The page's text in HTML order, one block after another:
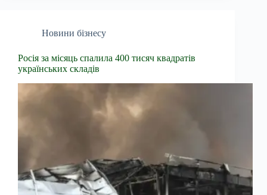
Новини бізнесу
Росія за місяць спалила 400 тисяч квадратів
українських складів